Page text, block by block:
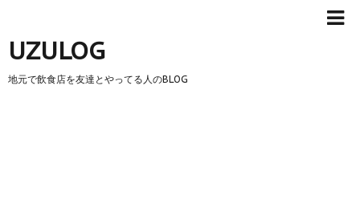
UZULOG
地元で飲食店を友達とやってる人のBLOG